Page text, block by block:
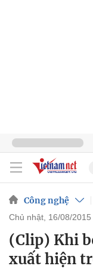
Công nghệ
chủ nhật, 16/08/
(Clip) Khi
xuất hiện